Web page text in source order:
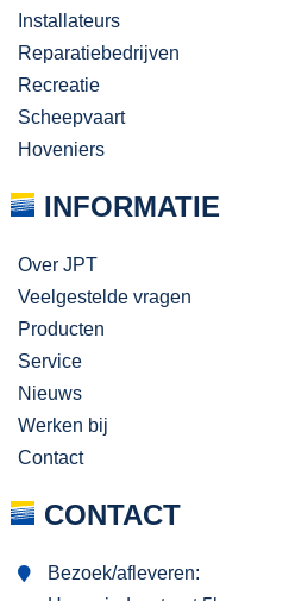
Installateurs
Reparatiebedrijven
Recreatie
Scheepvaart
Hoveniers
INFORMATIE
Over JPT
Veelgestelde vragen
Producten
Service
Nieuws
Werken bij
Contact
CONTACT
Bezoek/afleveren: